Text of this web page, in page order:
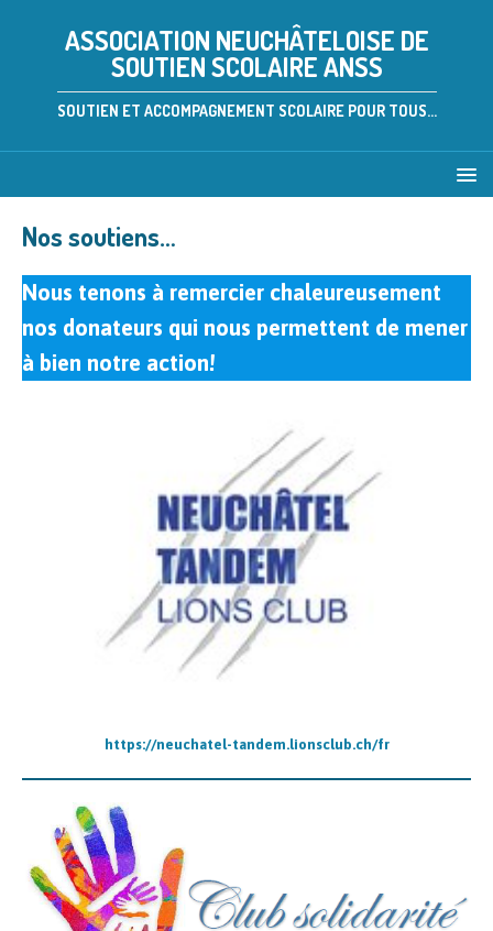
ASSOCIATION NEUCHÂTELOISE DE
SOUTIEN SCOLAIRE ANSS
SOUTIEN ET ACCOMPAGNEMENT SCOLAIRE POUR TOUS...
Nos soutiens…
Nous tenons à remercier chaleureusement
nos donateurs qui nous permettent de mener
à bien notre action!
https://neuchatel-tandem.lionsclub.ch/fr